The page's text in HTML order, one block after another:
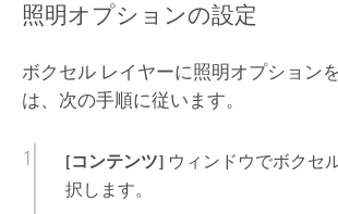
照明オプションの設定
ボクセル レイヤーに照明オプション
は、次の手順に従います。
[コンテンツ]ウィンドウでボクセ
択します。